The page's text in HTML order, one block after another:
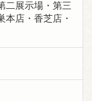
二展示場・第三
本店・香芝店・